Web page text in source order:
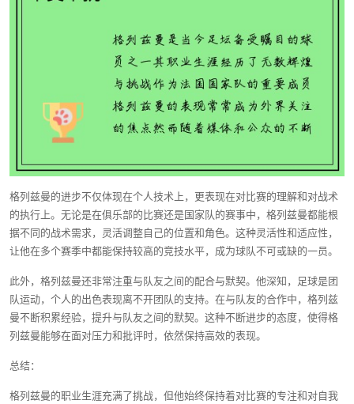
格列兹曼的进步不仅体现在个人技术上，更表现在对比赛的理解和对战术
的执行上。无论是在俱乐部的比赛还是国家队的赛事中，格列兹曼都能根
据不同的战术需求，灵活调整自己的位置和角色。这种灵活性和适应性，
让他在多个赛季中都能保持较高的竞技水平，成为球队不可或缺的一员。
此外，格列兹曼还非常注重与队友之间的配合与默契。他深知，足球是团
队运动，个人的出色表现离不开团队的支持。在与队友的合作中，格列兹
曼不断积累经验，提升与队友之间的默契。这种不断进步的态度，使得格
列兹曼能够在面对压力和批评时，依然保持高效的表现。
总结：
格列兹曼的职业生涯充满了挑战，但他始终保持着对比赛的专注和对自我